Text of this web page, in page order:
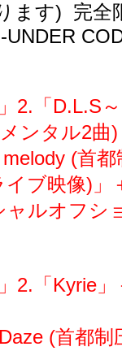
ます) 完全
2.「D.L.S
ンタル2曲)
(首
ブ映像)」
ャルオフシ
2.「Kyrie
(首都制